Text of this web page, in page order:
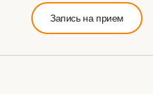
Запись на прием